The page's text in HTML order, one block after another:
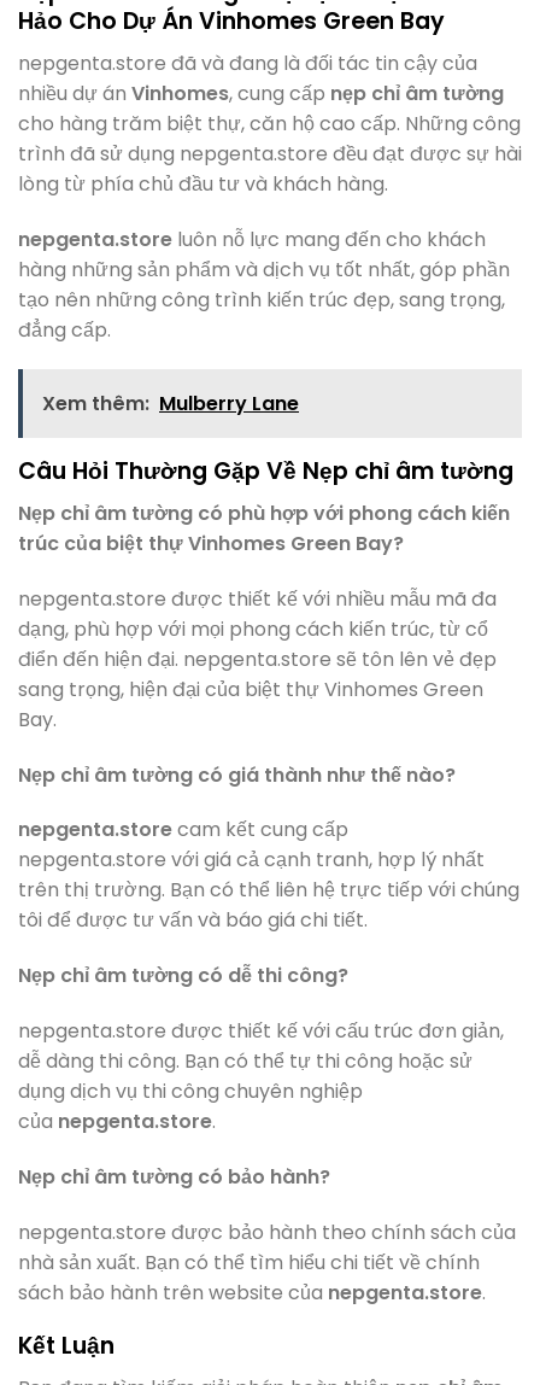
Hảo Cho Dự Án Vinhomes Green Bay
nepgenta.store đã và đang là đối tác tin cậy của
nhiều dự án Vinhomes, cung cấp nẹp chỉ âm tường
cho hàng trăm biệt thự, căn hộ cao cấp. Những công
trình đã sử dụng nepgenta.store đều đạt được sự hài
lòng từ phía chủ đầu tư và khách hàng.
nepgenta.store luôn nỗ lực mang đến cho khách
hàng những sản phẩm và dịch vụ tốt nhất, góp phần
tạo nên những công trình kiến trúc đẹp, sang trọng,
đẳng cấp.
Xem thêm: Mulberry Lane
Câu Hỏi Thường Gặp Về Nẹp chỉ âm tường
Nẹp chỉ âm tường có phù hợp với phong cách kiến
trúc của biệt thự Vinhomes Green Bay?
nepgenta.store được thiết kế với nhiều mẫu mã đa
dạng, phù hợp với mọi phong cách kiến trúc, từ cổ
điển đến hiện đại. nepgenta.store sẽ tôn lên vẻ đẹp
sang trọng, hiện đại của biệt thự Vinhomes Green
Bay.
Nẹp chỉ âm tường có giá thành như thế nào?
nepgenta.storecam kết cung cấp
nepgenta.store với giá cả cạnh tranh, hợp lý nhất
trên thị trường. Bạn có thể liên hệ trực tiếp với chúng
tôi để được tư vấn và báo giá chi tiết.
Nẹp chỉ âm tường có dễ thi công?
nepgenta.store được thiết kế với cấu trúc đơn giản,
dễ dàng thi công. Bạn có thể tự thi công hoặc sử
dụng dịch vụ thi công chuyên nghiệp
của nepgenta.store.
Nẹp chỉ âm tường có bảo hành?
nepgenta.store được bảo hành theo chính sách của
nhà sản xuất. Bạn có thể tìm hiểu chi tiết về chính
sách bảo hành trên website của nepgenta.store.
Kết Luận